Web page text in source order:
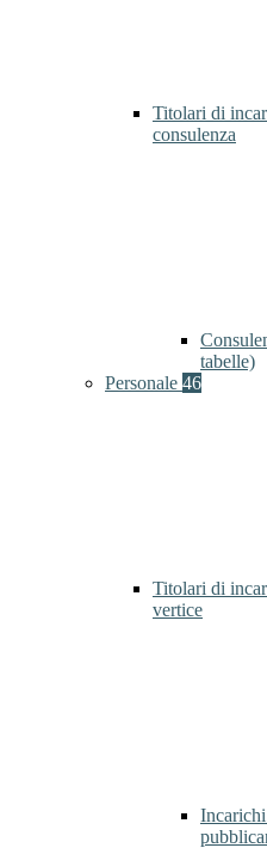
Titolari di
consulenza
tabelle)
Personale 46
Titolari di
vertice